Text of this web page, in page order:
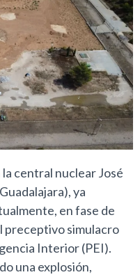
la central nuclear José
ya
en fase de
preceptivo simulacro
Interior (PEI).
una explosión,